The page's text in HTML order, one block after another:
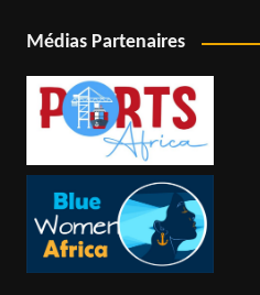
Médias Partenaires